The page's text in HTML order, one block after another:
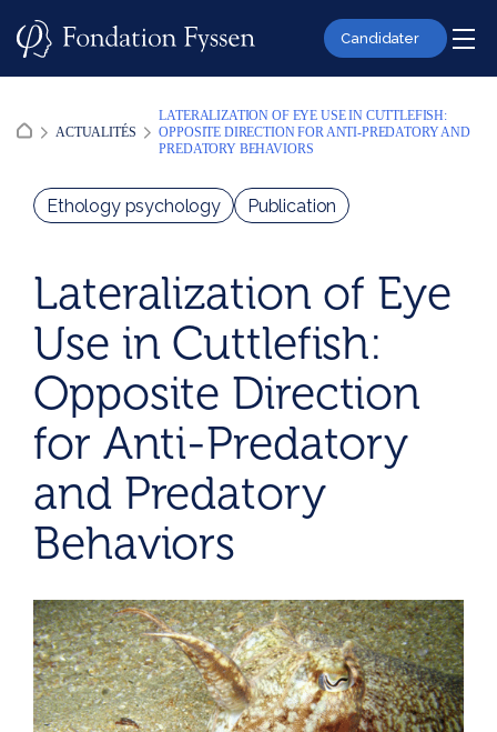
Candidater
ACTUALITÉS
LATERALIZATION OF EYE USE IN CUTTLEFISH:
OPPOSITE DIRECTION FOR ANTI-PREDATORY AND
PREDATORY BEHAVIORS
Ethology psychology Publication
Lateralization of Eye
Use in Cuttlefish:
Opposite Direction
for Anti-Predatory
and Predatory
Behaviors